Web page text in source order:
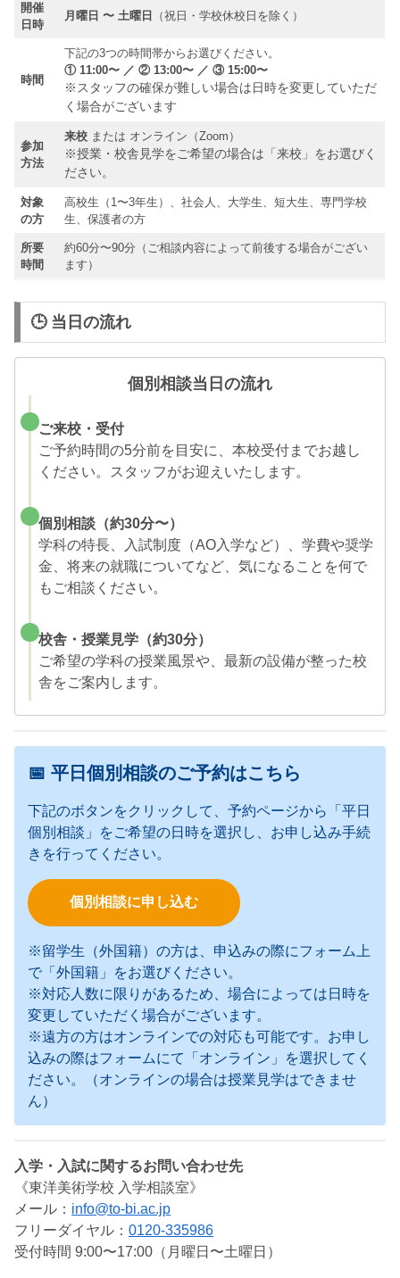
開催
日時
月曜日 〜 土曜日 （祝日・学校休校日を除く）
時間
下記の3つの時間帯からお選びください。
① 11:00〜 ／ ② 13:00〜 ／ ③ 15:00〜
※スタッフの確保が難しい場合は日時を変更していただ
く場合がございます
参加
方法
来校 または オンライン（Zoom）
※授業・校舎見学をご希望の場合は「来校」をお選びく
ださい。
対象
の方
高校生（1〜3年生）、社会人、大学生、短大生、専門学校
生、保護者の方
所要
時間
約60分〜90分（ご相談内容によって前後する場合がござい
ます）
🕒 当日の流れ
個別相談当日の流れ
ご来校・受付
ご予約時間の5分前を目安に、本校受付までお越し
ください。スタッフがお迎えいたします。
個別相談（約30分〜）
学科の特長、入試制度（AO入学など）、学費や奨学
金、将来の就職についてなど、気になることを何で
もご相談ください。
校舎・授業見学（約30分）
ご希望の学科の授業風景や、最新の設備が整った校
舎をご案内します。
📅 平日個別相談のご予約はこちら
下記のボタンをクリックして、予約ページから「平日
個別相談」をご希望の日時を選択し、お申し込み手続
きを行ってください。
個別相談に申し込む
※留学生（外国籍）の方は、申込みの際にフォーム上
で「外国籍」をお選びください。
※対応人数に限りがあるため、場合によっては日時を
変更していただく場合がございます。
※遠方の方はオンラインでの対応も可能です。お申し
込みの際はフォームにて「オンライン」を選択してく
ださい。（オンラインの場合は授業見学はできませ
ん）
入学・入試に関するお問い合わせ先
《東洋美術学校 入学相談室》
メール： info@to-bi.ac.jp
フリーダイヤル： 0120-335986
受付時間 9:00〜17:00（月曜日〜土曜日）